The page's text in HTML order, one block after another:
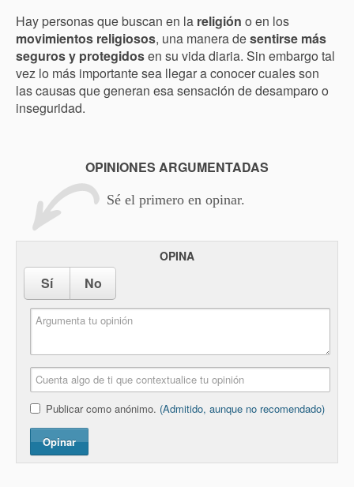
Hay personas que buscan en la religión o en los
movimientos religiosos, una manera desentirse más
seguros y protegidosen su vida diaria. Sin embargo tal
vez lo más importante sea llegar a conocer cuales son
las causas que generan esa sensación de desamparo o
inseguridad.
OPINIONES ARGUMENTADAS
Sé el primero en opinar.
OPINA
Sí No
Publicar como anónimo. (Admitido, aunque no recomendado)
Opinar